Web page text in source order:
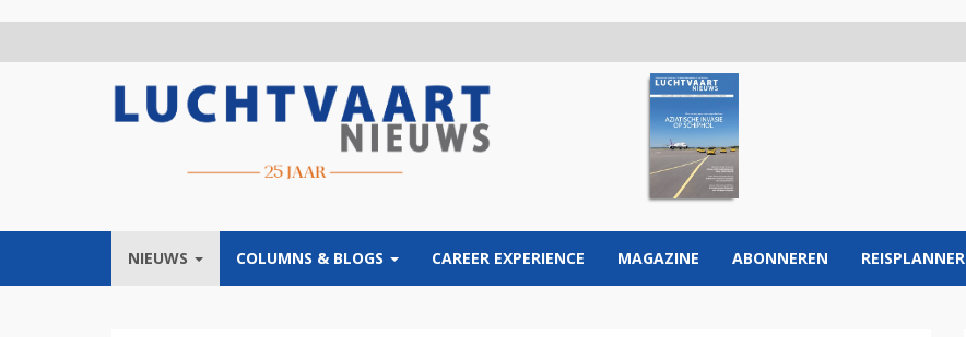
NIEUWS COLUMNS & BLOGS CAREER EXPERIENCE MAGAZINE ABONNEREN REISPLANNER